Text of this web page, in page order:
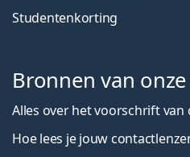
Studentenkorting
Bronnen van
Alles over het voorschrift van
Hoe lees je jouw